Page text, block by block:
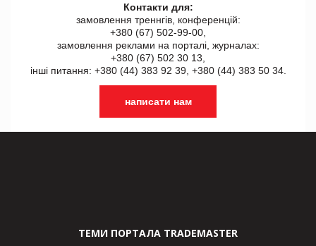
Контакти для:
замовлення треннгів, конференцій:
+380 (67) 502-99-00,
замовлення реклами на порталі, журналах:
+380 (67) 502 30 13,
інші питання: +380 (44) 383 92 39, +380 (44) 383 50 34.
написати нам
ТЕМИ ПОРТАЛА TRADEMASTER